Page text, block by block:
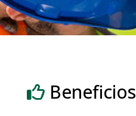
Beneficios